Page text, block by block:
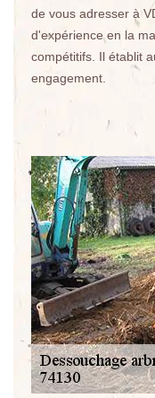
de vous adresser à
d'expérience en la
compétitifs. Il établit
engagement.